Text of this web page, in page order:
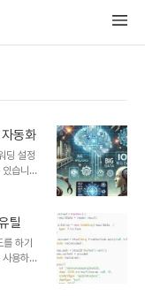
동화
딩 설정
습니다.
다. 이
방법
청을 처
하게 설
크 요청
니다.
틸
하기
용하는
된 사